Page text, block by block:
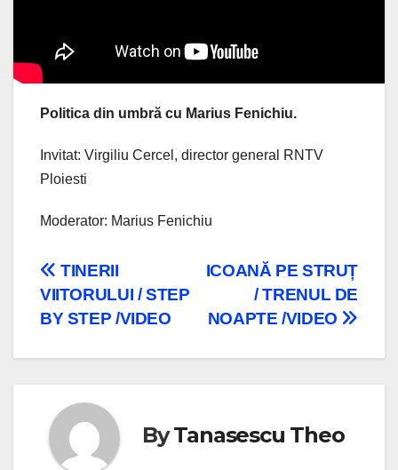
Politica din umbră cu Marius Fenichiu.
Invitat: Virgiliu Cercel, director general RNTV
Ploiesti
Moderator: Marius Fenichiu
Navigare
în
articole
ICOANĂ PE STRUȚ
/ TRENUL DE
NOAPTE /VIDEO
TINERII
VIITORULUI / STEP
BY STEP /VIDEO
ByTanasescu Theo